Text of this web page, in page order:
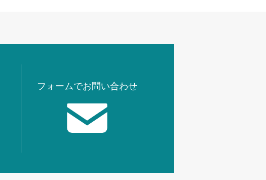
フォームでお問い合わせ